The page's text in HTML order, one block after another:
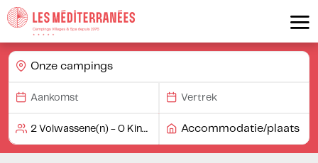
Onze campings
Accommodatie/plaats